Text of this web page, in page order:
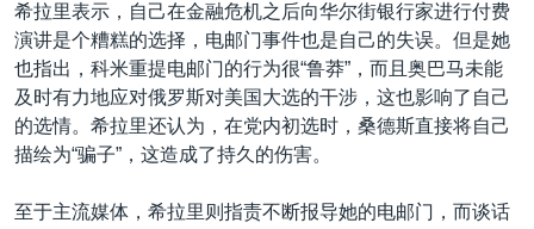
GEN Z 看美国
希拉里表示，自己在金融危机之后向华尔街银行家进行付费
演讲是个糟糕的选择，电邮门事件也是自己的失误。但是她
也指出，科米重提电邮门的行为很“鲁莽”，而且奥巴马未能
及时有力地应对俄罗斯对美国大选的干涉，这也影响了自己
的选情。希拉里还认为，在党内初选时，桑德斯直接将自己
描绘为“骗子”，这造成了持久的伤害。
至于主流媒体，希拉里则指责不断报导她的电邮门，而谈话